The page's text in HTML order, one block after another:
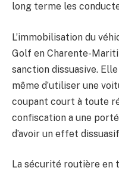
long terme les
L’immobilisation du
Golf en Charente-
sanction dissuasive.
même d’utiliser une
coupant court à toute
confiscation a une
d’avoir un effet
La sécurité routière en